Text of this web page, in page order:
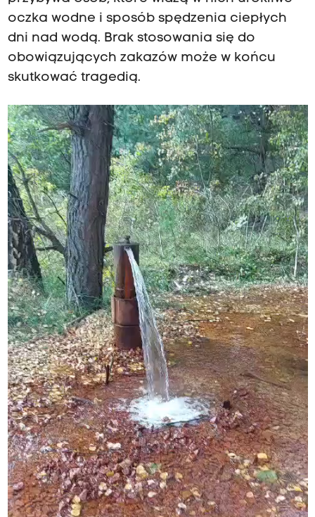
oczka wodne i sposób spędzenia ciepłych
dni nad wodą. Brak stosowania się do
obowiązujących zakazów może w końcu
skutkować tragedią.